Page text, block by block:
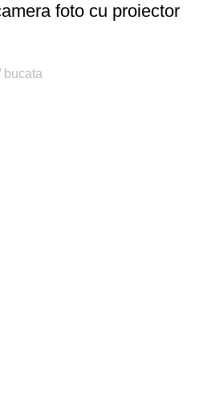
foto cu proiector
bucata